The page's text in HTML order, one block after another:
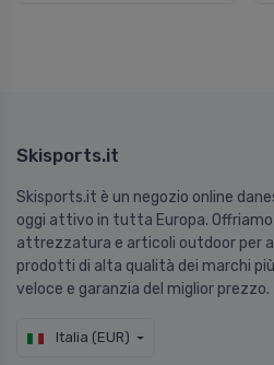
Skisports.it
Skisports.it è un negozio online
oggi attivo in tutta Europa.
attrezzatura e articoli outdoor per
prodotti di alta qualità dei marchi
veloce e garanzia del miglior prezzo.
Italia (EUR)